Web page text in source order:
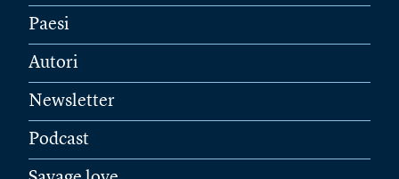
Paesi
Autori
Newsletter
Podcast